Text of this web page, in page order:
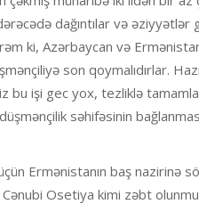
dağıntılar və
ki, Azərbaycan və
son qoymalıdırlar.
bu işi gec yox, tezliklə
səhifəsinin
Ermənistanın baş nazirinə
Osetiya kimi zəbt